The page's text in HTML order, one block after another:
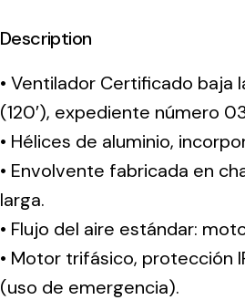
Description
• Ventilador Certificado baja
(120′), expediente número
• Hélices de aluminio,
• Envolvente fabricada en
larga.
• Flujo del aire estándar:
• Motor trifásico, protección
(uso de emergencia).